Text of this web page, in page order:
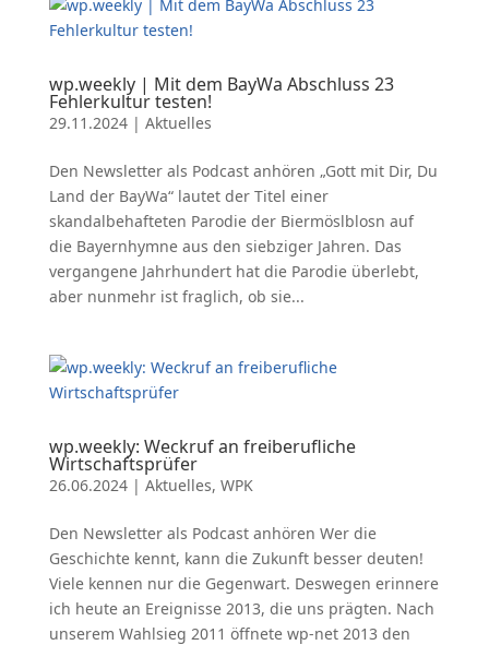
wp.weekly | Mit dem BayWa Abschluss 23
Fehlerkultur testen!
29.11.2024| Aktuelles
Den Newsletter als Podcast anhören „Gott mit Dir, Du
Land der BayWa“ lautet der Titel einer
skandalbehafteten Parodie der Biermöslblosn auf
die Bayernhymne aus den siebziger Jahren. Das
vergangene Jahrhundert hat die Parodie überlebt,
aber nunmehr ist fraglich, ob sie...
wp.weekly: Weckruf an freiberufliche
Wirtschaftsprüfer
26.06.2024| Aktuelles, WPK
Den Newsletter als Podcast anhören Wer die
Geschichte kennt, kann die Zukunft besser deuten!
Viele kennen nur die Gegenwart. Deswegen erinnere
ich heute an Ereignisse 2013, die uns prägten. Nach
unserem Wahlsieg 2011 öffnete wp-net 2013 den